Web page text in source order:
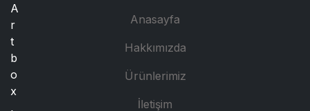
A
r
t
b
o
x
,
Anasayfa
Hakkımızda
Ürünlerimiz
İletişim